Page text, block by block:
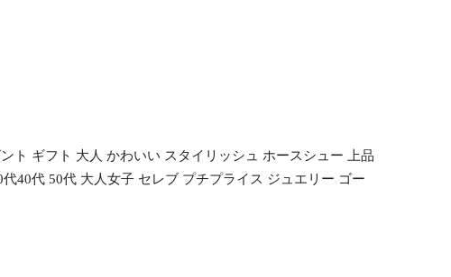
ト ギフト 大人 かわいい スタイリッシュ ホースシュー 上品
40代 50代 大人女子 セレブ プチプライス ジュエリー ゴー